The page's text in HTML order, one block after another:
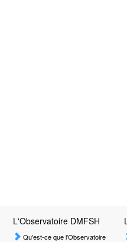
L'Observatoire DMFSH
Qu'est-ce que l'Observatoire